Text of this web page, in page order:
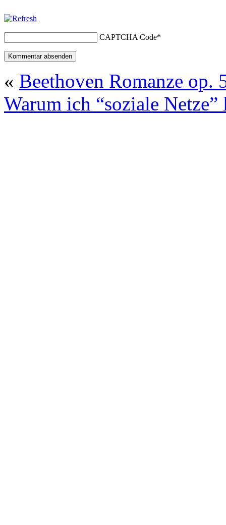
CAPTCHA Code*
« Beethoven Romanze op.
Warum ich “soziale